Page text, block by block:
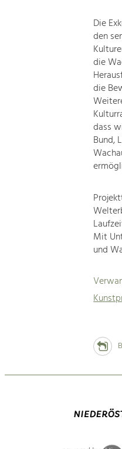
Die
den
die
die
dass
Bund,
Mit
und